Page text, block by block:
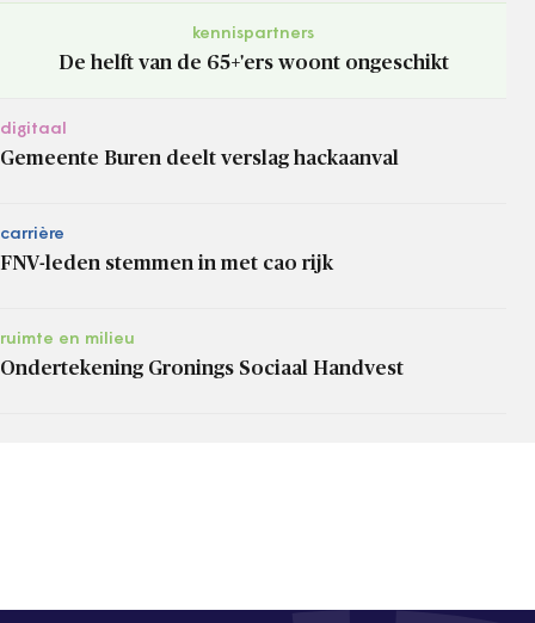
kennispartners
De helft van de 65+'ers woont ongeschikt
digitaal
Gemeente Buren deelt verslag hackaanval
carrière
FNV-leden stemmen in met cao rijk
ruimte en milieu
Ondertekening Gronings Sociaal Handvest